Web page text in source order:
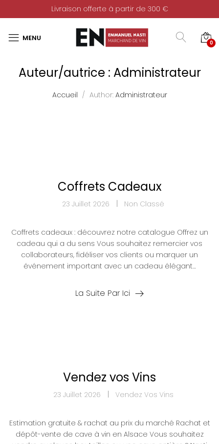
Livraison offerte à partir de 300 €
0
Auteur/autrice : Administrateur
Accueil Author: Administrateur
Coffrets Cadeaux
23 Juillet 2026 Non Classé
Coffrets cadeaux : découvrez notre catalogue Offrez un
cadeau qui a du sens Vous souhaitez remercier vos
collaborateurs, fidéliser vos clients ou marquer un
événement important avec un cadeau élégant…
La Suite Par Ici
Vendez vos Vins
23 Juillet 2026 Vendez Vos Vins
Estimation gratuite & rachat au prix du marché Rachat et
dépôt-vente de cave à vin en Alsace Vous souhaitez